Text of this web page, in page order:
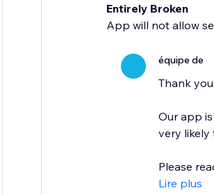
Entirely Broken
App will not allow
équipe de
Thank
Our app
very likely
Please
Lire plus